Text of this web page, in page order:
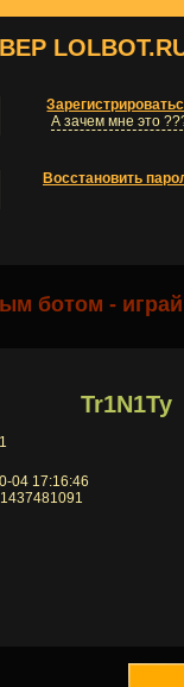
А зачем мне это
Восстановить
ботом -
Tr1N1Ty
04 17:16:46
1437481091